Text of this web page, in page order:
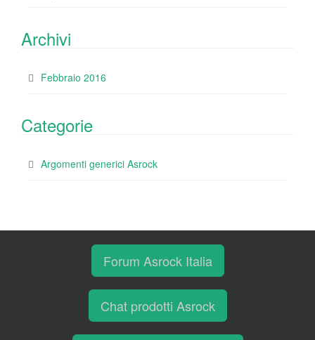
Archivi
Febbraio 2016
Categorie
Argomenti generici Asrock
Forum Asrock Italia
Chat prodotti Asrock